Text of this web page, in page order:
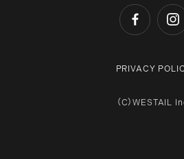
PRIVACY
（C）WESTAIL